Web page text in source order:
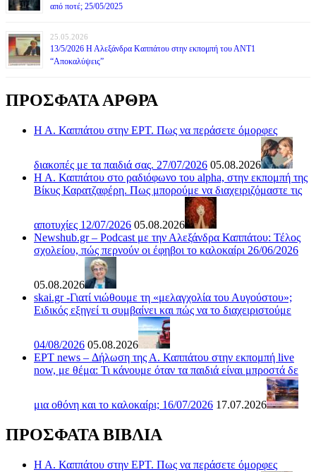
από ποτέ; 25/05/2025
25.05.2026
13/5/2026 Η Αλεξάνδρα Καππάτου στην εκπομπή του ΑΝΤ1
“Αποκαλύψεις”
ΠΡΟΣΦΑΤΑ ΑΡΘΡΑ
Η Α. Καππάτου στην ΕΡΤ. Πως να περάσετε όμορφες
διακοπές με τα παιδιά σας. 27/07/2026 05.08.2026
Η Α. Καππάτου στο ραδιόφωνο του alpha, στην εκπομπή της
Βίκυς Καρατζαφέρη. Πως μπορούμε να διαχειριζόμαστε τις
αποτυχίες 12/07/2026 05.08.2026
Newshub.gr – Podcast με την Αλεξάνδρα Καππάτου: Τέλος
σχολείου, πώς περνούν οι έφηβοι το καλοκαίρι 26/06/2026
05.08.2026
skai.gr -Γιατί νιώθουμε τη «μελαγχολία του Αυγούστου»;
Ειδικός εξηγεί τι συμβαίνει και πώς να το διαχειριστούμε
04/08/2026 05.08.2026
ΕΡΤ news – Δήλωση της Α. Καππάτου στην εκπομπή live
now, με θέμα: Τι κάνουμε όταν τα παιδιά είναι μπροστά δε
μια οθόνη και το καλοκαίρι; 16/07/2026 17.07.2026
ΠΡΟΣΦΑΤΑ ΒΙΒΛΙΑ
Η Α. Καππάτου στην ΕΡΤ. Πως να περάσετε όμορφες